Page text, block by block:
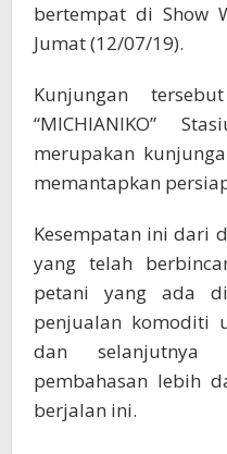
bertempat di Show
Jumat (12/07/19).
Kunjungan
“MICHIANIKO”
merupakan
memantapkan
Kesempatan ini dari
yang telah
petani yang ada
penjualan komoditi
dan selanjutnya
pembahasan lebih
berjalan ini.